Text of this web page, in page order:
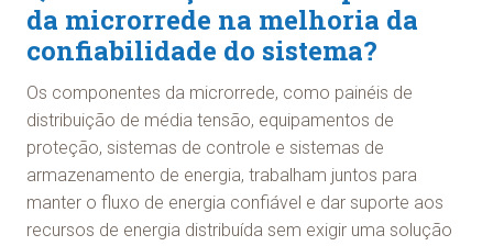
da microrrede na melhoria da
confiabilidade do sistema?
Os componentes da microrrede, como painéis de
distribuição de média tensão, equipamentos de
proteção, sistemas de controle e sistemas de
armazenamento de energia, trabalham juntos para
manter o fluxo de energia confiável e dar suporte aos
recursos de energia distribuída sem exigir uma solução